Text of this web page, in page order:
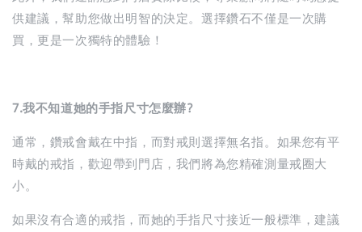
供建議，幫助您做出明智的決定。選擇鑽石不僅是一次購
買，更是一次獨特的體驗！
7.我不知道她的手指尺寸怎麼辦?
通常，鑽戒會戴在中指，而對戒則選擇無名指。如果您有平
時戴的戒指，歡迎帶到門店，我們將為您精確測量戒圈大
小。
如果沒有合適的戒指，而她的手指尺寸接近一般標準，建議